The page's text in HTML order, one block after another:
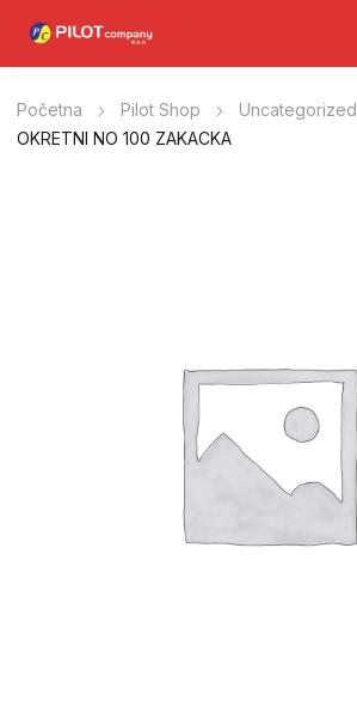
Početna Pilot Shop Uncategorized
OKRETNI NO 100 ZAKACKA